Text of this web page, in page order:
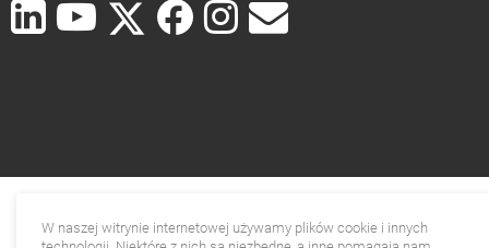
W naszej witrynie internetowej używamy plików cookie i innych